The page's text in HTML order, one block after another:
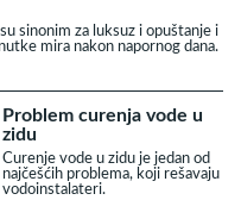
sinonim za luksuz i opuštanje i
mira nakon napornog dana.
Problem curenja vode u
zidu
Curenje vode u zidu je jedan od
najčešćih problema, koji rešavaju
vodoinstalateri.